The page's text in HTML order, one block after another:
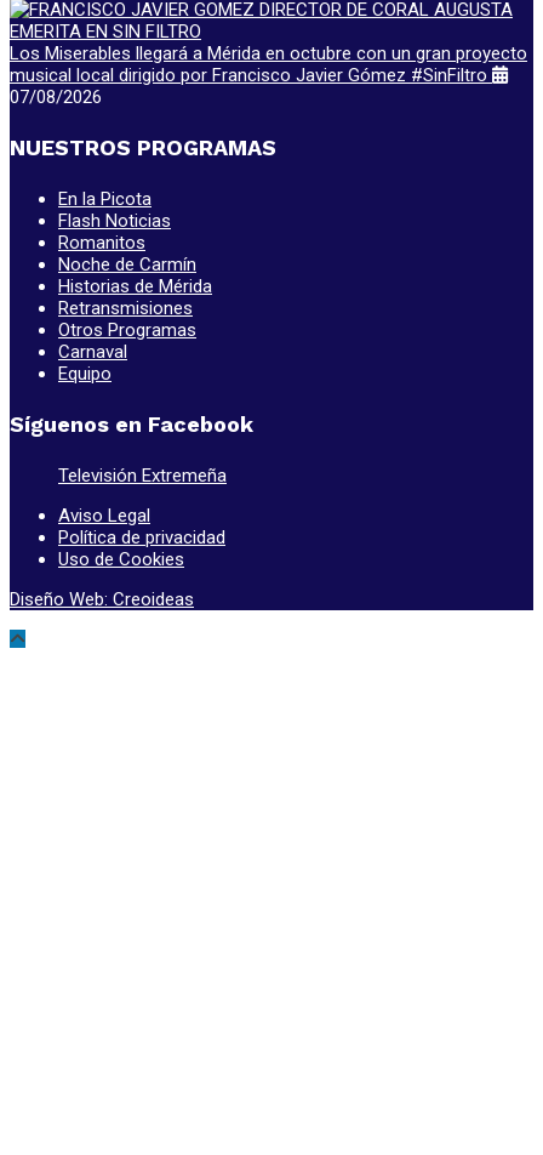
Los Miserables llegará a Mérida en octubre con un gran proyecto
musical local dirigido por Francisco Javier Gómez #SinFiltro
07/08/2026
NUESTROS PROGRAMAS
En la Picota
Flash Noticias
Romanitos
Noche de Carmín
Historias de Mérida
Retransmisiones
Otros Programas
Carnaval
Equipo
Síguenos en Facebook
Televisión Extremeña
Aviso Legal
Política de privacidad
Uso de Cookies
Diseño Web: Creoideas